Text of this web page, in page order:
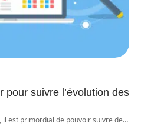
pour suivre l’évolution des
est primordial de pouvoir suivre de…